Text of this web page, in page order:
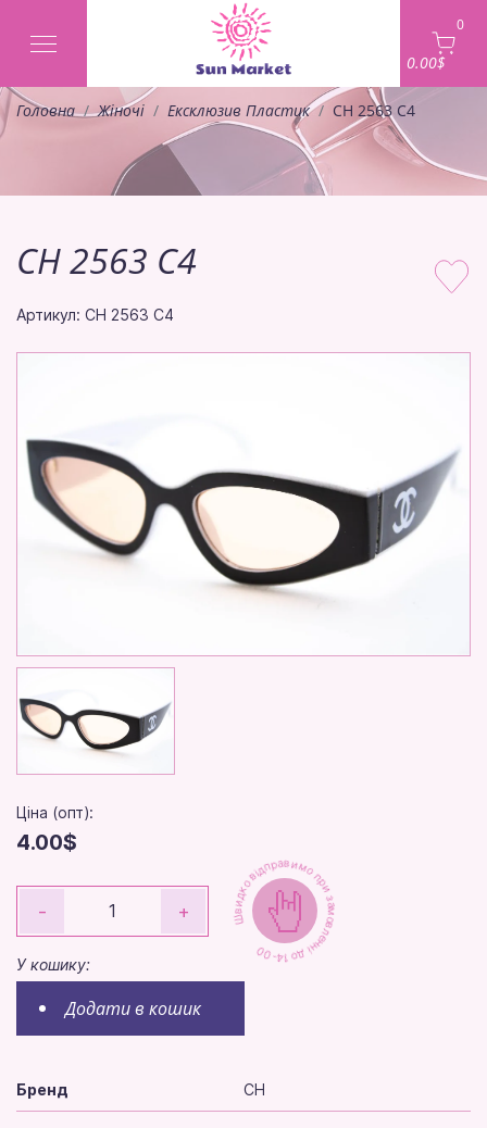
0
0.00$
Головна Жіночі Ексклюзив Пластик CH 2563 C4
CH 2563 C4
Артикул: CH 2563 C4
Ціна (опт):
4.00$
- +
У кошику:
Додати в кошик
Швидко відправимо при замовленні до 14-00
Бренд CH